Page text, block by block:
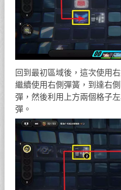
回到最初區域後，這次使用
繼續使用右側彈簧，到達右
彈，然後利用上方兩個格子
彈。